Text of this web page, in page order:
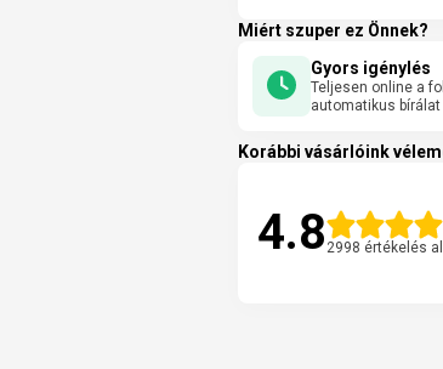
Miért szuper ez Önnek?
Gyors igénylés
Teljesen online a
automatikus
Korábbi vásárlóink
4.8 2998 értékelés